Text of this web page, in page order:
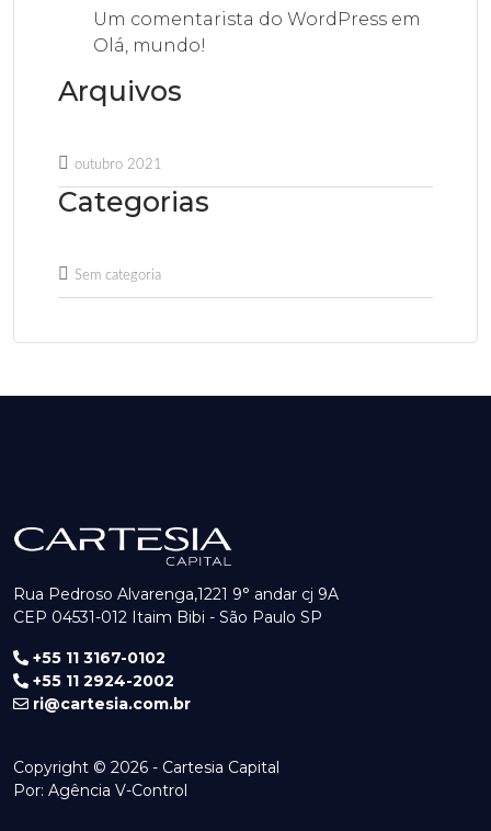
Um comentarista do WordPress em
Olá, mundo!
Arquivos
outubro 2021
Categorias
Sem categoria
Rua Pedroso Alvarenga,1221 9° andar cj 9A
CEP 04531-012 Itaim Bibi - São Paulo SP
+55 11 3167-0102
+55 11 2924-2002
ri@cartesia.com.br
Copyright © 2026 - Cartesia Capital
Por: Agência V-Control